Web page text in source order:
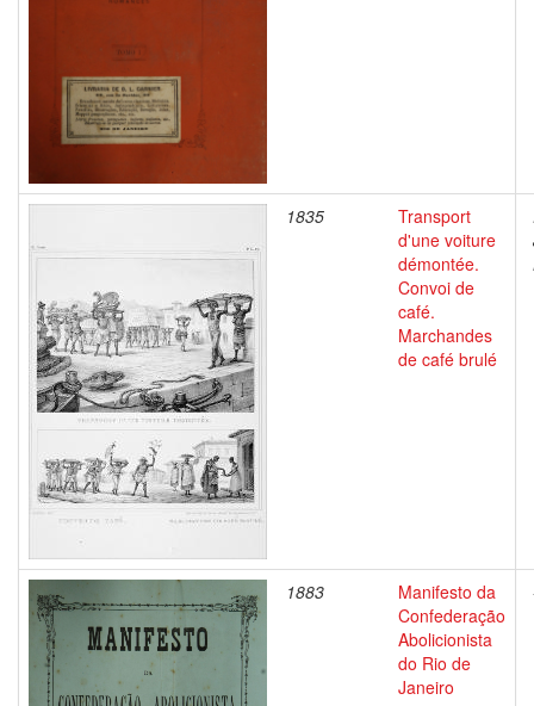
1835
Transport
d'une voiture
démontée.
Convoi de
café.
Marchandes
de café brulé
1883
Manifesto da
Confederação
Abolicionista
do Rio de
Janeiro